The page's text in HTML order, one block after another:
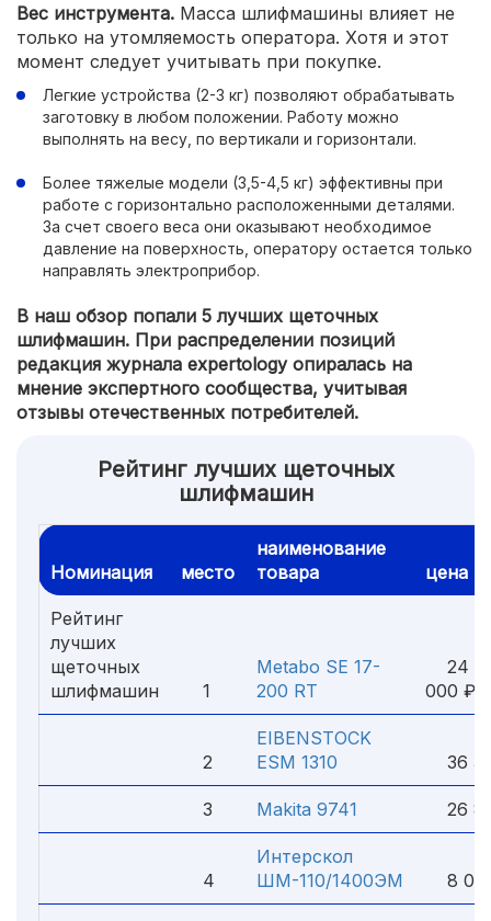
Вес инструмента. Масса шлифмашины влияет не
только на утомляемость оператора. Хотя и этот
момент следует учитывать при покупке.
Легкие устройства (2-3 кг) позволяют обрабатывать
заготовку в любом положении. Работу можно
выполнять на весу, по вертикали и горизонтали.
Более тяжелые модели (3,5-4,5 кг) эффективны при
работе с горизонтально расположенными деталями.
За счет своего веса они оказывают необходимое
давление на поверхность, оператору остается только
направлять электроприбор.
В наш обзор попали 5 лучших щеточных
шлифмашин. При распределении позиций
редакция журнала expertology опиралась на
мнение экспертного сообщества, учитывая
отзывы отечественных потребителей.
Рейтинг лучших щеточных
шлифмашин
Номинация место
наименование
товара
цена
Рейтинг
лучших
щеточных
шлифмашин
1
Metabo SE 17-
200 RT
24
000 ₽
2
EIBENSTOCK
ESM 1310
36
3 Makita 9741 26
4
Интерскол
ШМ-110/1400ЭМ
8